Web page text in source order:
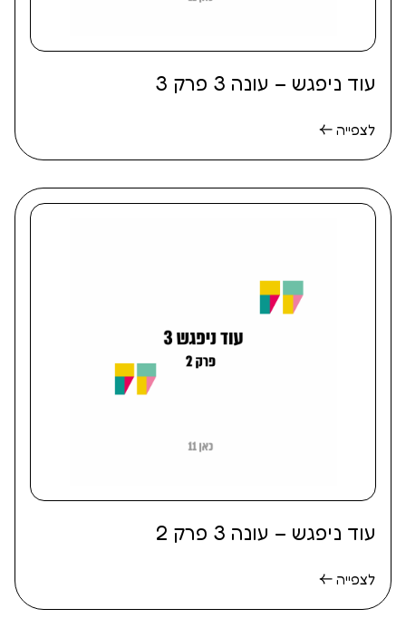
עוד ניפגש – עונה 3 פרק 3
לצפייה
עוד ניפגש – עונה 3 פרק 2
לצפייה